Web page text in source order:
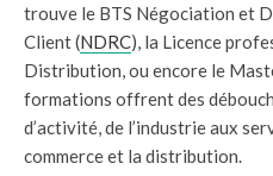
trouve le BTS Négociation et
Client (NDRC), la Licence
Distribution, ou encore le
formations offrent des
d’activité, de l’industrie aux
commerce et la distribution.